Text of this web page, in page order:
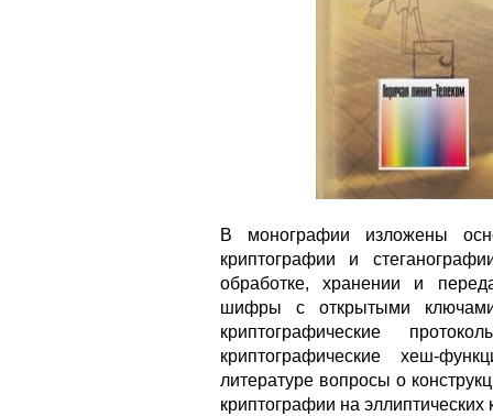
В монографии изложены
криптографии и
обработке, хранении и
шифры с открытыми
криптографические
криптографические хеш-
литературе вопросы о
криптографии на эллиптических